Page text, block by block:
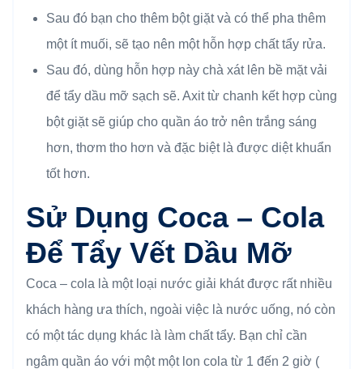
Sau đó bạn cho thêm bột giặt và có thể pha thêm
một ít muối, sẽ tạo nên một hỗn hợp chất tẩy rửa.
Sau đó, dùng hỗn hợp này chà xát lên bề mặt vải
để tẩy dầu mỡ sạch sẽ. Axit từ chanh kết hợp cùng
bột giặt sẽ giúp cho quần áo trở nên trắng sáng
hơn, thơm tho hơn và đặc biệt là được diệt khuẩn
tốt hơn.
Sử Dụng Coca – Cola
Để Tẩy Vết Dầu Mỡ
Coca – cola là một loại nước giải khát được rất nhiều
khách hàng ưa thích, ngoài việc là nước uống, nó còn
có một tác dụng khác là làm chất tẩy. Bạn chỉ cần
ngâm quần áo với một một lon cola từ 1 đến 2 giờ (